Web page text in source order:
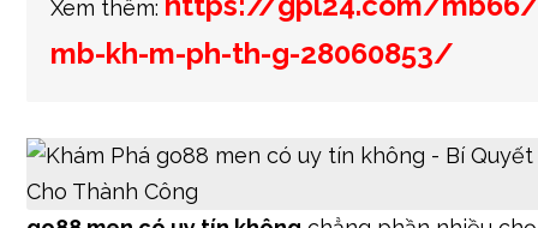
Xem thêm:
mb-kh-m-ph-th-g-28060853/